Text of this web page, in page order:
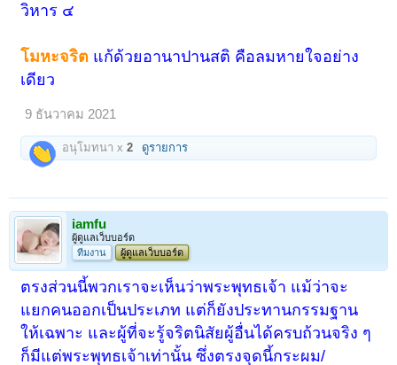
วิหาร ๔
โมหะจริต แก้ด้วยอานาปานสติ คือลมหายใจอย่าง
เดียว
9 ธันวาคม 2021
อนุโมทนา x2 ดูรายการ
iamfu
ผู้ดูแลเว็บบอร์ด
ทีมงาน
ผู้ดูแลเว็บบอร์ด
ตรงส่วนนี้พวกเราจะเห็นว่าพระพุทธเจ้า แม้ว่าจะ
แยกคนออกเป็นประเภท แต่ก็ยังประทานกรรมฐาน
ให้เฉพาะ และผู้ที่จะรู้จริตนิสัยผู้อื่นได้ครบถ้วนจริง ๆ
ก็มีแต่พระพุทธเจ้าเท่านั้น ซึ่งตรงจุดนี้กระผม/